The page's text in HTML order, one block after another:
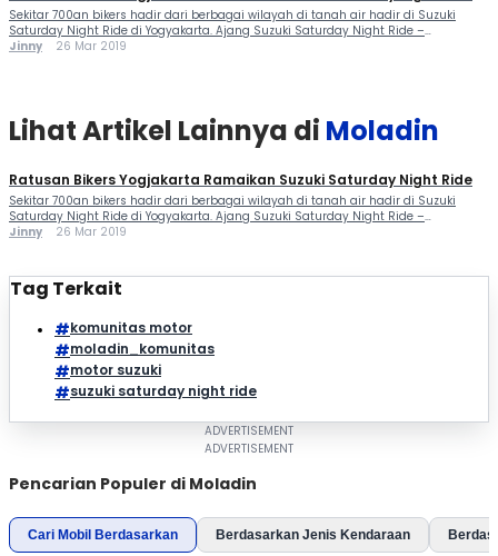
Sekitar 700an bikers hadir dari berbagai wilayah di tanah air hadir di Suzuki
Saturday Night Ride di Yogyakarta. Ajang Suzuki Saturday Night Ride –
Yogyakarta yang diprakarsai PT Suzuki Indomobil Sales (SIS) bersama Main
Jinny 26 Mar 2019
Lihat Artikel Lainnya di Moladin
Ratusan Bikers Yogjakarta Ramaikan Suzuki Saturday Night Ride
Sekitar 700an bikers hadir dari berbagai wilayah di tanah air hadir di Suzuki
Saturday Night Ride di Yogyakarta. Ajang Suzuki Saturday Night Ride –
Yogyakarta yang diprakarsai PT Suzuki Indomobil Sales (SIS) bersama Main
Jinny 26 Mar 2019
Tag Terkait
komunitas motor
moladin_komunitas
motor suzuki
suzuki saturday night ride
Pencarian Populer di Moladin
Cari Mobil Berdasarkan Berdasarkan Jenis Kendaraan